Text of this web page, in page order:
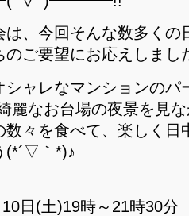
は、今回そんな数多くの
のご要望にお応えしまし
シャレなマンションのパ
麗なお台場の夜景を見
数々を食べて、楽しく日
(*´▽｀*)♪
日(土)19時～21時30分